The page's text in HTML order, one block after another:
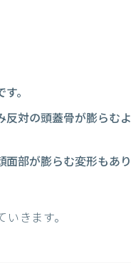
。
反対の頭蓋骨が膨らむよ
部が膨らむ変形もあり
きます。